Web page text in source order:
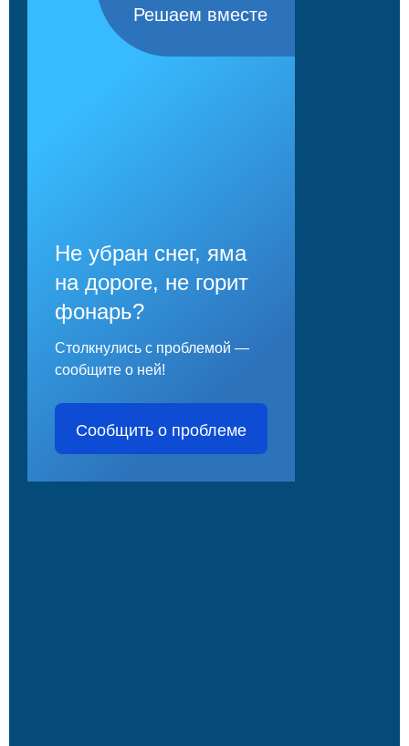
Решаем вместе
Не убран снег, яма
на дороге, не горит
фонарь?
Столкнулись с проблемой —
сообщите о ней!
Сообщить о проблеме